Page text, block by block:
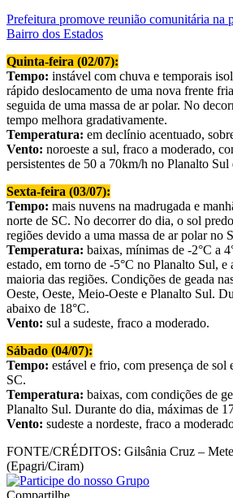
Prefeitura promove reunião comunitária na
Bairro dos Estados
Quinta-feira (02/07):
Tempo: instável com chuva e temporais
rápido deslocamento de uma nova frente
seguida de uma massa de ar polar. No
tempo melhora gradativamente.
Temperatura: em declínio acentuado,
Vento: noroeste a sul, fraco a moderado,
persistentes de 50 a 70km/h no Planalto
Sexta-feira (03/07):
Tempo: mais nuvens na madrugada e
norte de SC. No decorrer do dia, o sol
regiões devido a uma massa de ar polar no
Temperatura: baixas, mínimas de -2°C a
estado, em torno de -5°C no Planalto Sul, e
maioria das regiões. Condições de geada
Oeste, Oeste, Meio-Oeste e Planalto Sul.
abaixo de 18°C.
Vento: sul a sudeste, fraco a moderado.
Sábado (04/07):
Tempo: estável e frio, com presença de sol
SC.
Temperatura: baixas, com condições de
Planalto Sul. Durante do dia, máximas de
Vento: sudeste a nordeste, fraco a
FONTE/CRÉDITOS: Gilsânia Cruz –
(Epagri/Ciram)
Compartilhe